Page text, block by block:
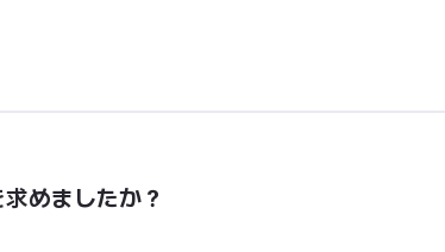
めましたか？